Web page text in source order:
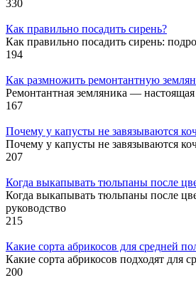
330
Как правильно посадить сирень?
Как правильно посадить сирень:
194
Как размножить ремонтантную
Ремонтантная земляника — настоящая
167
Почему у капусты не завязываются
Почему у капусты не завязываются
207
Когда выкапывать тюльпаны после
Когда выкапывать тюльпаны после
руководство
215
Какие сорта абрикосов для средней
Какие сорта абрикосов подходят для
200